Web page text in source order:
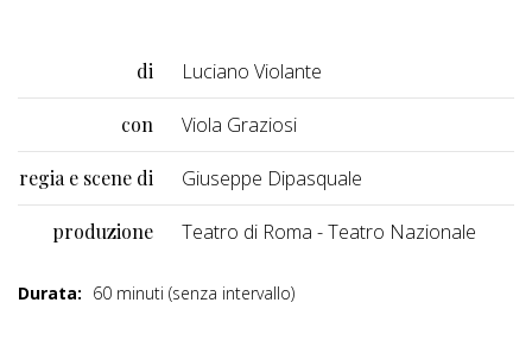
di Luciano Violante
con Viola Graziosi
regia e scene di Giuseppe Dipasquale
produzione Teatro di Roma - Teatro Nazionale
Durata: 60 minuti (senza intervallo)